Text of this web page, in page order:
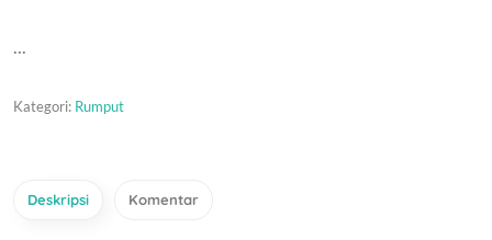
...
Kategori: Rumput
Deskripsi Komentar